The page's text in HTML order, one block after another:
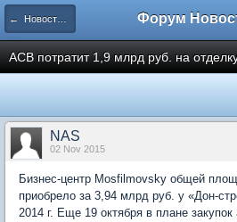
← Новости рынка недвижимости
АСВ потратит 1,9 млрд руб. на
NAS
02 Nov 2015
Бизнес-центр Mosfilmovsky общей
приобрело за 3,94 млрд руб. у «Дон-
2014 г. Еще 19 октября в плане закупок